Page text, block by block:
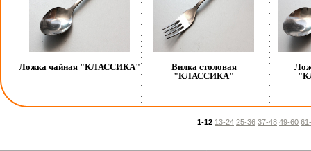
Ложка чайная "КЛАССИКА"
Вилка столовая
"КЛАССИКА"
1-12 13-24 25-36 37-48 49-60